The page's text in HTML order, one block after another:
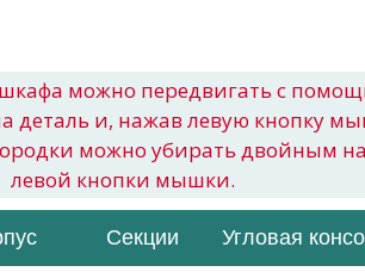
можно передвигать с
деталь и, нажав левую кнопку
можно убирать двойным
левой кнопки мышки.
Секции Угловая